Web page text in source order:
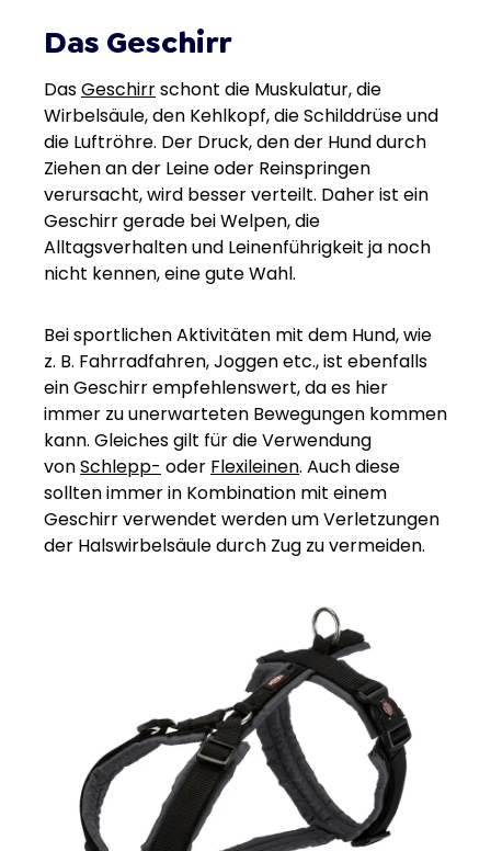
Das Geschirr
DasGeschirrschont die Muskulatur, die
Wirbelsäule, den Kehlkopf, die Schilddrüse und
die Luftröhre. Der Druck, den der Hund durch
Ziehen an der Leine oder Reinspringen
verursacht, wird besser verteilt. Daher ist ein
Geschirr gerade bei Welpen, die
Alltagsverhalten und Leinenführigkeit ja noch
nicht kennen, eine gute Wahl.
Bei sportlichen Aktivitäten mit dem Hund, wie
z. B. Fahrradfahren, Joggen etc., ist ebenfalls
ein Geschirr empfehlenswert, da es hier
immer zu unerwarteten Bewegungen kommen
kann. Gleiches gilt für die Verwendung
vonSchlepp- oder Flexileinen. Auch diese
sollten immer in Kombination mit einem
Geschirr verwendet werden um Verletzungen
der Halswirbelsäule durch Zug zu vermeiden.